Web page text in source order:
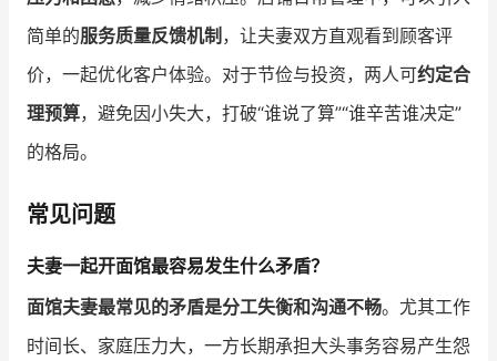
简单的服务质量反馈机制 ，让夫妻双方直观看到顾客评
价，一起优化客户体验。对于节俭与投资，两人可约定合
理预算，避免因小失大，打破“谁说了算”“谁辛苦谁决定”
的格局。
常见问题
夫妻一起开面馆最容易发生什么矛盾？
面馆夫妻最常见的矛盾是分工失衡和沟通不畅。尤其工作
时间长、家庭压力大，一方长期承担大头事务容易产生怨